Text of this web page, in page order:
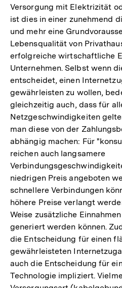
Versorgung mit Elektrizität
ist dies in einer zunehmend
und mehr eine
Lebensqualität von
erfolgreiche wirtschaftliche
Unternehmen. Selbst wenn
entscheidet, einen
gewährleisten zu wollen,
gleichzeitig auch, dass für
Netzgeschwindigkeiten
man diese von der
abhängig machen: Für
reichen auch langsamere
niedrigen Preis angeboten
schnellere Verbindungen
höhere Preise verlangt
Weise zusätzliche
generiert werden können.
die Entscheidung für einen
gewährleisteten
auch die Entscheidung für
Technologie impliziert.